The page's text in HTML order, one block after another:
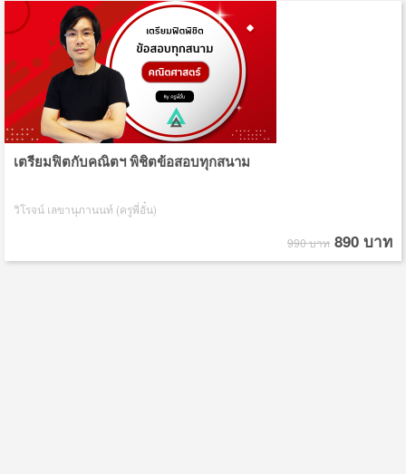
เตรียมฟิตกับคณิตฯ พิชิตข้อสอบทุกสนาม
วิโรจน์ เลขานุภานนท์ (ครูพี่อั๋น)
990 บาท 890 บาท